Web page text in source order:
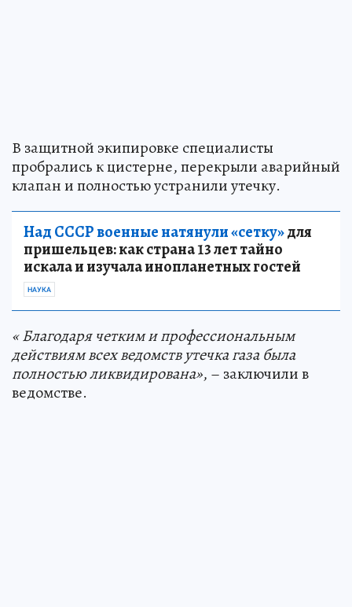
В защитной экипировке специалисты
пробрались к цистерне, перекрыли аварийный
клапан и полностью устранили утечку.
Над СССР военные натянули «сетку»для
пришельцев: как страна 13 лет тайно
искала и изучала инопланетных гостей
НАУКА
« Благодаря четким и профессиональным
действиям всех ведомств утечка газа была
полностью ликвидирована», – заключили в
ведомстве.